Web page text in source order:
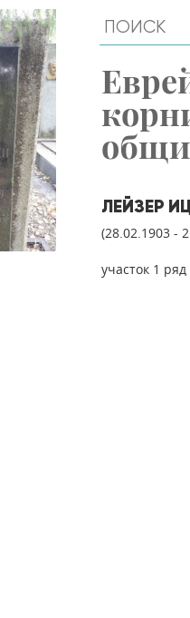
ЛЕЙЗЕР
(28.02.1903 -
участок 1